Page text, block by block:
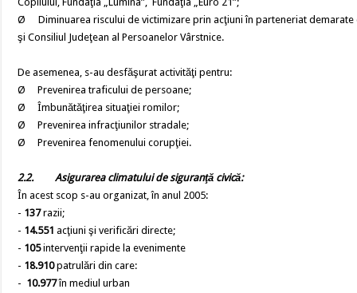
Ø Diminuarea riscului de victimizare prin acţiuni în parteneriat demarate
şi Consiliul Judeţean al Persoanelor Vârstnice.
De asemenea, s-au desfăşurat activităţi pentru:
Ø Prevenirea traficului de persoane;
Ø Îmbunătăţirea situaţiei romilor;
Ø Prevenirea infracţiunilor stradale;
Ø Prevenirea fenomenului corupţiei.
2.2.Asigurarea climatului de siguranţă civică:
În acest scop s-au organizat, în anul 2005:
- 137razii;
- 14.551 acţiuni şi verificări directe;
- 105intervenţii rapide la evenimente
- 18.910patrulări din care:
- 10.977în mediul urban